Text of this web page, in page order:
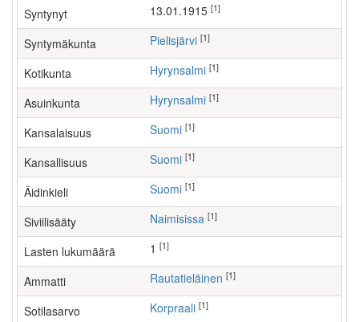
Syntynyt 13.01.1915 [1]
Syntymäkunta Pielisjärvi [1]
Kotikunta Hyrynsalmi [1]
Asuinkunta Hyrynsalmi [1]
Kansalaisuus Suomi [1]
Kansallisuus Suomi [1]
Äidinkieli Suomi [1]
Siviilisääty Naimisissa [1]
Lasten lukumäärä [1]
Ammatti rautatieläinen [1]
Sotilasarvo Korpraali [1]